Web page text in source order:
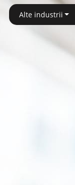
Alte industrii